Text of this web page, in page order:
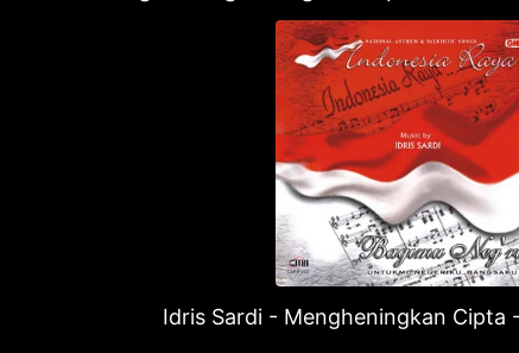
Idris Sardi - Mengheningkan Cipta